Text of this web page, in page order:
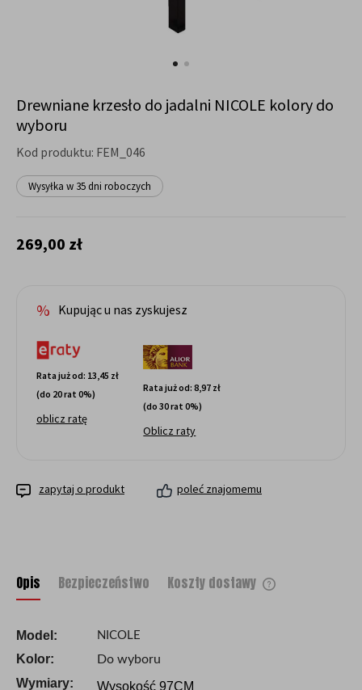
Drewniane krzesło do jadalni NICOLE kolory do
wyboru
Kod produktu: FEM_046
Wysyłka w 35 dni roboczych
269,00 zł
Kupując u nas zyskujesz
Rata już od: 13,45 zł
(do 20 rat 0%)
oblicz ratę
Rata już od:8,97 zł
(do 30 rat 0%)
Oblicz raty
zapytaj o produkt poleć znajomemu
Opis Bezpieczeństwo Koszty dostawy
Model:
NICOLE
Kolor: Do wyboru
Wymiary:
Wysokość 97CM